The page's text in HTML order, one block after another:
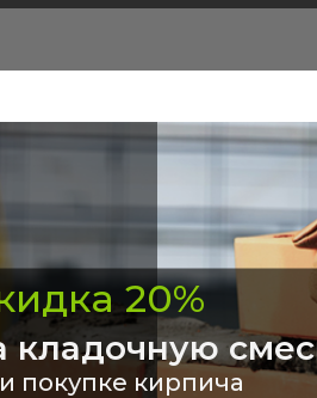
20%
кладочную
покупке кирпича